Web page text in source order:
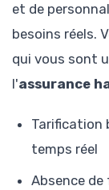
et de
besoins réels.
qui vous sont
l'assurance
Tarification
temps réel
Absence